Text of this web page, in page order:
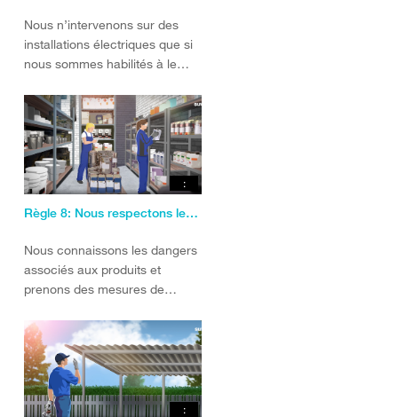
Nous n’intervenons sur des
installations électriques que si
nous sommes habilités à le
:
Règle 8: Nous respectons les consignes d’utilisation des produits chimiques.
Nous connaissons les dangers
associés aux produits et
prenons des mesures de
: